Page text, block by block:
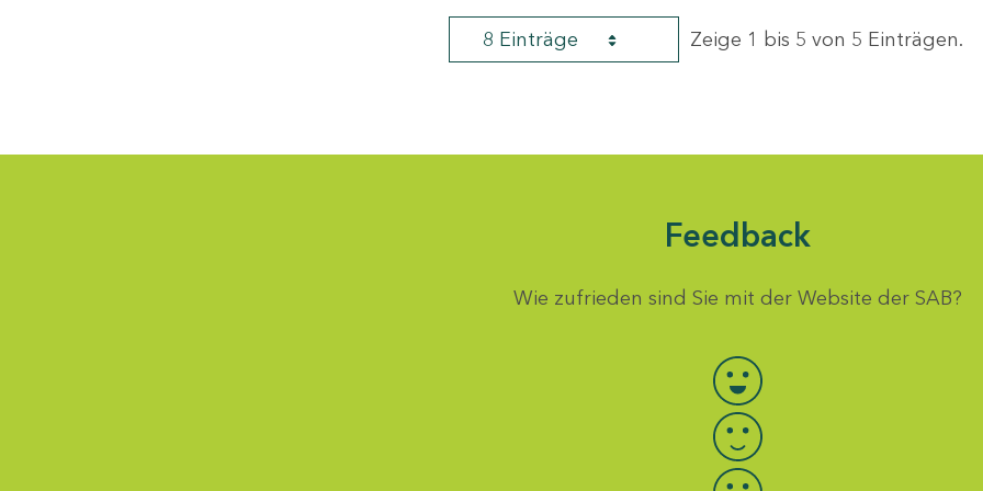
8 Einträge Zeige 1 bis 5 von 5 Einträgen.
Feedback
Wie zufrieden sind Sie mit der Website der SAB?
Bewertung auswählen